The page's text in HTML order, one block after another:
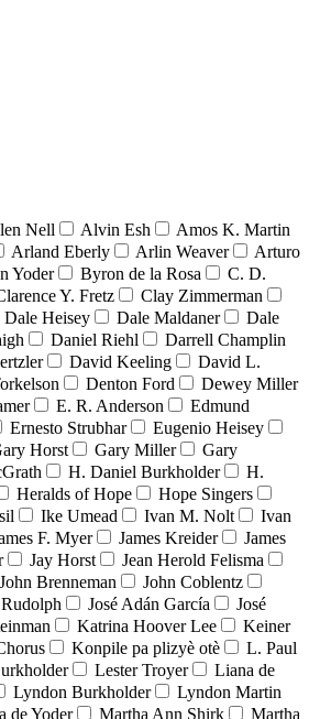
Nell Alvin Esh
Amos K. Martin
Arland Eberly Arlin Weaver
Arturo
Yoder Byron de la Rosa
C. D.
Y. Fretz
Clay Zimmerman
Dale Heisey Dale Maldaner
Dale
Daniel Riehl
Darrell Champlin
David Keeling
David L.
Denton Ford
Dewey Miller
E. R. Anderson
Edmund
Ernesto Strubhar
Eugenio Heisey
Horst Gary Miller
Gary
H. Daniel Burkholder
H.
Heralds of Hope
Hope Singers
Ike Umead Ivan M. Nolt
Ivan
F. Myer James Kreider
James
Jay Horst
Jean Herold Felisma
John Brenneman
John Coblentz
José Adán García
José
Katrina Hoover Lee
Keiner
Konpile pa plizyè otè
L. Paul
Lester Troyer
Liana de
Lyndon Burkholder
Lyndon Martin
de Yoder Martha Ann Shirk Martha